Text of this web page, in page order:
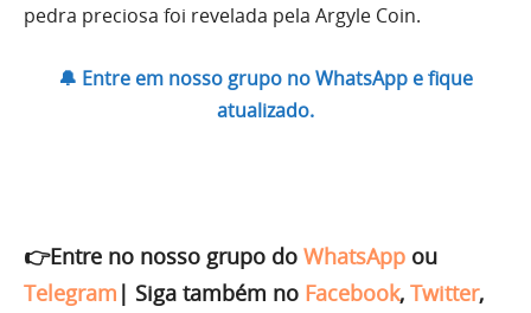
pedra preciosa foi revelada pela Argyle Coin.
🔔 Entre em nosso grupo no WhatsApp e fique
atualizado.
👉Entre no nosso grupo do WhatsApp ou
Telegram | Siga também no Facebook, Twitter,